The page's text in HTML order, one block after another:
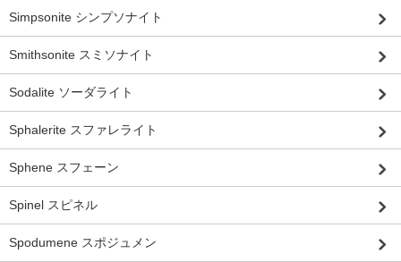
Simpsonite シンプソナイト
Smithsonite スミソナイト
Sodalite ソーダライト
Sphalerite スファレライト
Sphene スフェーン
Spinel スピネル
Spodumene スポジュメン